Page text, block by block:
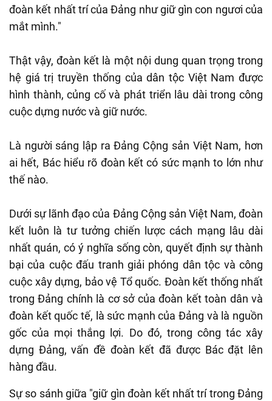
đoàn kết nhất trí của Đảng như giữ gìn con ngươi của
mắt mình."
Thật vậy, đoàn kết là một nội dung quan trọng trong
hệ giá trị truyền thống của dân tộc Việt Nam được
hình thành, củng cố và phát triển lâu dài trong công
cuộc dựng nước và giữ nước.
Là người sáng lập ra Đảng Cộng sản Việt Nam, hơn
ai hết, Bác hiểu rõ đoàn kết có sức mạnh to lớn như
thế nào.
Dưới sự lãnh đạo của Đảng Cộng sản Việt Nam, đoàn
kết luôn là tư tưởng chiến lược cách mạng lâu dài
nhất quán, có ý nghĩa sống còn, quyết định sự thành
bại của cuộc đấu tranh giải phóng dân tộc và công
cuộc xây dựng, bảo vệ Tổ quốc. Đoàn kết thống nhất
trong Đảng chính là cơ sở của đoàn kết toàn dân và
đoàn kết quốc tế, là sức mạnh của Đảng và là nguồn
gốc của mọi thắng lợi. Do đó, trong công tác xây
dựng Đảng, vấn đề đoàn kết đã được Bác đặt lên
hàng đầu.
Sự so sánh giữa "giữ gìn đoàn kết nhất trí trong Đảng